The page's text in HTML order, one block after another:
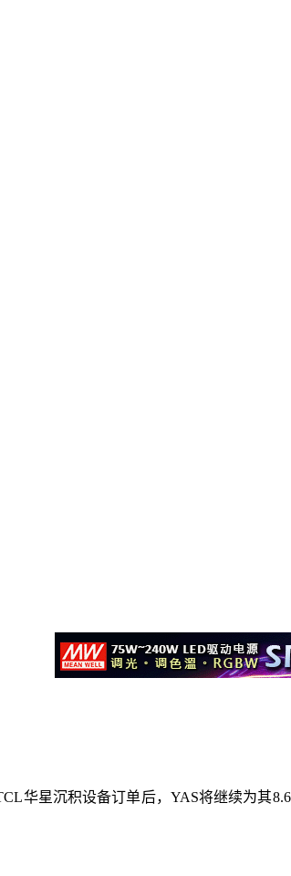
华星沉积设备订单后，YAS将继续为其